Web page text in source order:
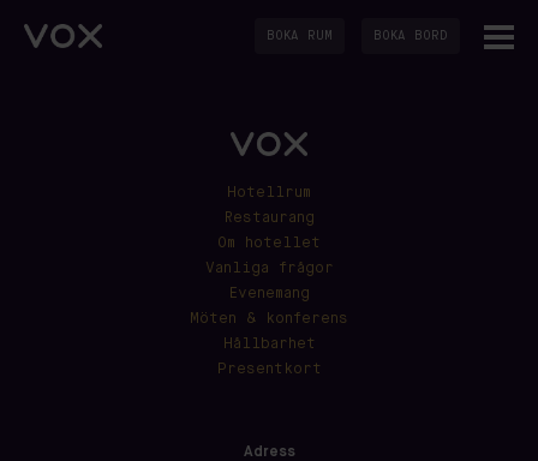
BOKA RUM BOKA BORD
Hotellrum
Restaurang
Om hotellet
Vanliga frågor
Evenemang
Möten & konferens
Hållbarhet
Presentkort
Adress